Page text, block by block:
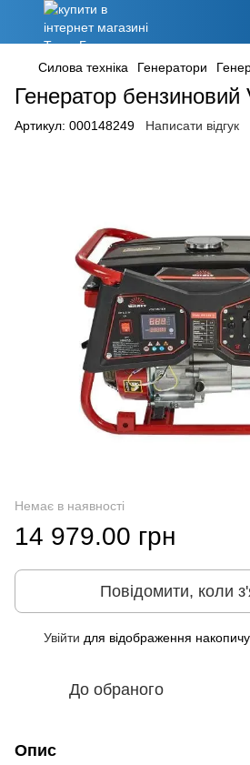
Силова техніка Генератори
Генератор
Артикул: 000148249 Написати відгук
Немає в наявності
14 979.00 грн
Повідомити, коли
Увійти для відображення
До обраного
Опис